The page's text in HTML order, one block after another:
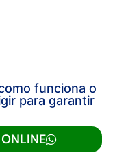
funciona o
para garantir